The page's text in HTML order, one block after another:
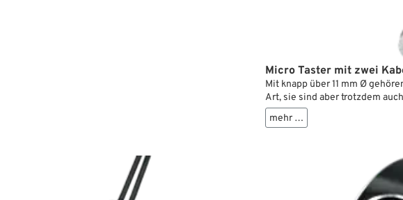
Micro Taster mit zwei
Mit knapp über 11 mm Ø
Art, sie sind aber trotzdem
bedienen. Kleine
die spaltfreie Montage auf
mehr …